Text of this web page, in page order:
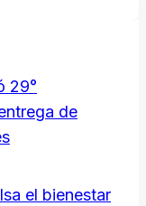
29°
de
el bienestar